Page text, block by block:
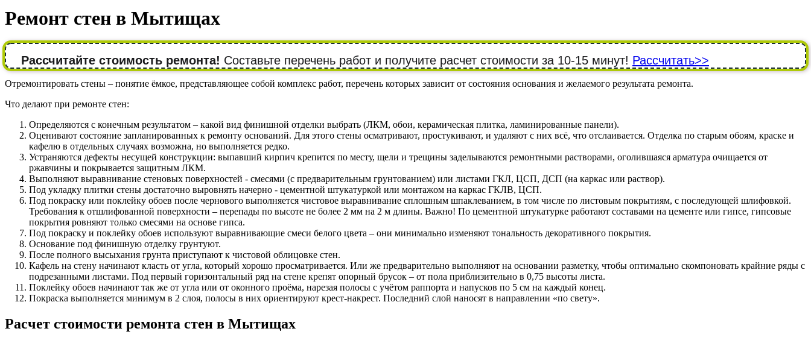
Ремонт стен в Мытищах
Рассчитайте стоимость ремонта! Составьте перечень работ и получите расчет стоимости за 10-15 минут! Рассчитать>>
Отремонтировать стены – понятие ёмкое, представляющее собой комплекс работ, перечень которых зависит от состояния основания и желаемого результата ремонта.
Что делают при ремонте стен:
Определяются с конечным результатом – какой вид финишной отделки выбрать (ЛКМ, обои, керамическая плитка, ламинированные панели).
Оценивают состояние запланированных к ремонту оснований. Для этого стены осматривают, простукивают, и удаляют с них всё, что отслаивается. Отделка по старым обоям, краске и
кафелю в отдельных случаях возможна, но выполняется редко.
Устраняются дефекты несущей конструкции: выпавший кирпич крепится по месту, щели и трещины заделываются ремонтными растворами, оголившаяся арматура очищается от
ржавчины и покрывается защитным ЛКМ.
Выполняют выравнивание стеновых поверхностей - смесями (с предварительным грунтованием) или листами ГКЛ, ЦСП, ДСП (на каркас или раствор).
Под укладку плитки стены достаточно выровнять начерно - цементной штукатуркой или монтажом на каркас ГКЛВ, ЦСП.
Под покраску или поклейку обоев после чернового выполняется чистовое выравнивание сплошным шпаклеванием, в том числе по листовым покрытиям, с последующей шлифовкой.
Требования к отшлифованной поверхности – перепады по высоте не более 2 мм на 2 м длины. Важно! По цементной штукатурке работают составами на цементе или гипсе, гипсовые
покрытия ровняют только смесями на основе гипса.
Под покраску и поклейку обоев используют выравнивающие смеси белого цвета – они минимально изменяют тональность декоративного покрытия.
Основание под финишную отделку грунтуют.
После полного высыхания грунта приступают к чистовой облицовке стен.
Кафель на стену начинают класть от угла, который хорошо просматривается. Или же предварительно выполняют на основании разметку, чтобы оптимально скомпоновать крайние ряды с
подрезанными листами. Под первый горизонтальный ряд на стене крепят опорный брусок – от пола приблизительно в 0,75 высоты листа.
Поклейку обоев начинают так же от угла или от оконного проёма, нарезая полосы с учётом раппорта и напусков по 5 см на каждый конец.
Покраска выполняется минимум в 2 слоя, полосы в них ориентируют крест-накрест. Последний слой наносят в направлении «по свету».
Расчет стоимости ремонта стен в Мытищах